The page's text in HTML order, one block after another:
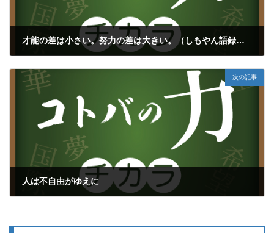
才能の差は小さい。努力の差は大きい。（しもやん語録⑫）
次の記事
人は不自由がゆえに